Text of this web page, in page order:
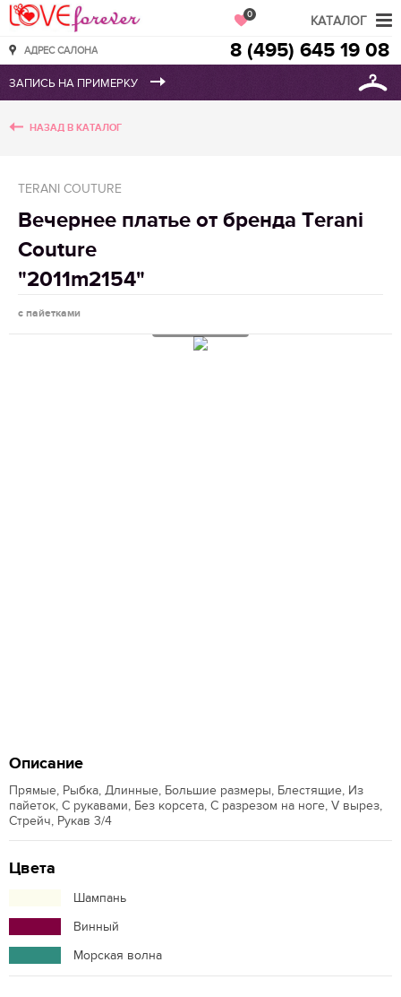
Love Forever
АДРЕС САЛОНА
0
8 (495) 645 19 08
НАЗАД В КАТАЛОГ
TERANI COUTURE
Вечернее платье от бренда Terani
Couture
"2011m2154"
с пайетками
Описание
Прямые, Рыбка, Длинные, Большие размеры, Блестящие, Из
пайеток, С рукавами, Без корсета, С разрезом на ноге, V вырез,
Стрейч, Рукав 3/4
Цвета
Шампань
Винный
Морская волна
КАТАЛОГ